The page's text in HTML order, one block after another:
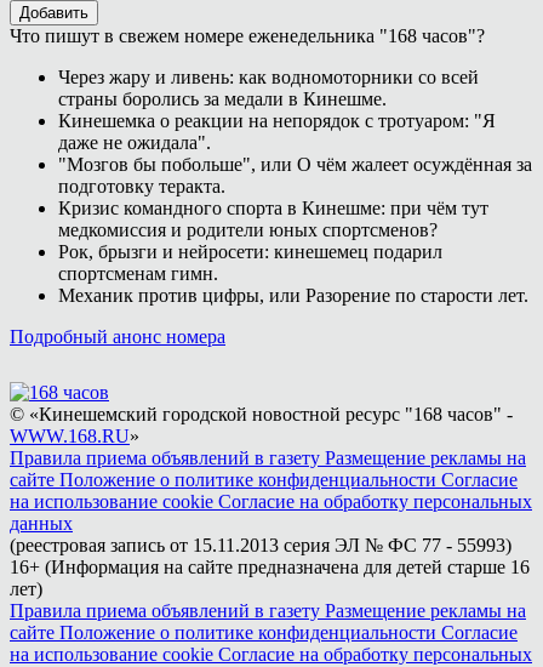
Добавить
Что пишут в свежем номере еженедельника "168 часов"?
Через жару и ливень: как водномоторники со всей
страны боролись за медали в Кинешме.
Кинешемка о реакции на непорядок с тротуаром: "Я
даже не ожидала".
"Мозгов бы побольше", или О чём жалеет осуждённая за
подготовку теракта.
Кризис командного спорта в Кинешме: при чём тут
медкомиссия и родители юных спортсменов?
Рок, брызги и нейросети: кинешемец подарил
спортсменам гимн.
Механик против цифры, или Разорение по старости лет.
Подробный анонс номера
© «Кинешемский городской новостной ресурс "168 часов" -
WWW.168.RU»
Правила приема объявлений в газету Размещение рекламы на
сайте Положение о политике конфиденциальности Согласие
на использование cookie Согласие на обработку персональных
данных
(реестровая запись от 15.11.2013 серия ЭЛ № ФС 77 - 55993)
16+ (Информация на сайте предназначена для детей старше 16
лет)
Правила приема объявлений в газету Размещение рекламы на
сайте Положение о политике конфиденциальности Согласие
на использование cookie Согласие на обработку персональных